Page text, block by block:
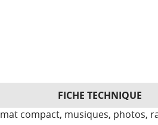
FICHE TECHNIQUE
compact, musiques,